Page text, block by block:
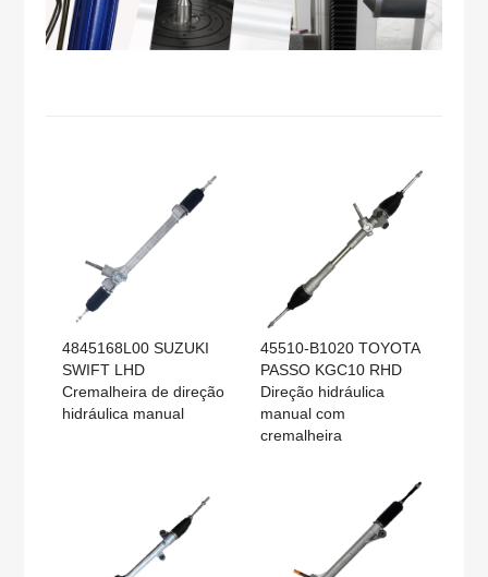
4845168L00 SUZUKI
SWIFT LHD
Cremalheira de direção
hidráulica manual
45510-B1020 TOYOTA
PASSO KGC10 RHD
Direção hidráulica
manual com
cremalheira